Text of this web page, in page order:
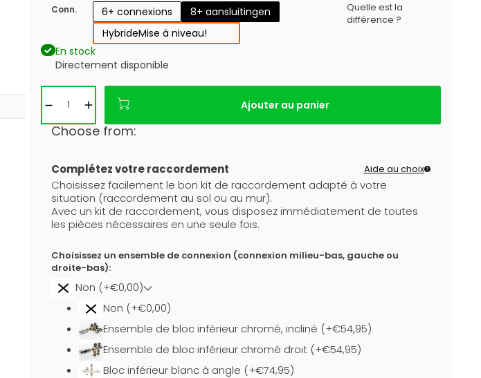
Conn. 6+ connexions
8+ aansluitingen
HybrideMise à niveau!
Quelle est la
différence ?
En stock
Directement disponible
Ajouter au panier
Choose from:
Complétez votre raccordement Aide au choix
Choisissez facilement le bon kit de raccordement adapté à votre
situation (raccordement au sol ou au mur).
Avec un kit de raccordement, vous disposez immédiatement de toutes
les pièces nécessaires en une seule fois.
Choisissez un ensemble de connexion (connexion milieu-bas, gauche ou
droite-bas):
Non (+€0,00)
Non (+€0,00)
Ensemble de bloc inférieur chromé, incliné (+€54,95)
Ensemble de bloc inférieur chromé droit (+€54,95)
Bloc inférieur blanc à angle (+€74,95)